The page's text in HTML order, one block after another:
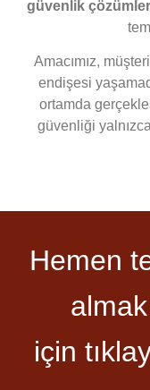
güvenlik
Amacımız,
endişesi
ortamda
güvenliği
Hemen
almak
için